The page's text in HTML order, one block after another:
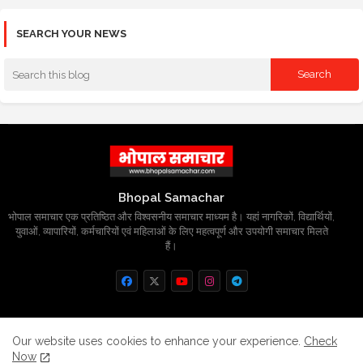
SEARCH YOUR NEWS
Bhopal Samachar
भोपाल समाचार एक प्रतिष्ठित और विश्वसनीय समाचार माध्यम है। यहां नागरिकों, विद्यार्थियों,
युवाओं, व्यापारियों, कर्मचारियों एवं महिलाओं के लिए महत्वपूर्ण और उपयोगी समाचार मिलते
हैं।
Home About Contact us
Privacy Policy
Our website uses cookies to enhance your experience. Check
Now